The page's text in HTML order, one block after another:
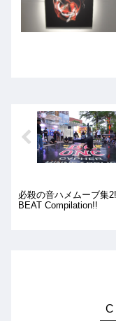
必殺の音ハメムーブ
BEAT Compilation!!